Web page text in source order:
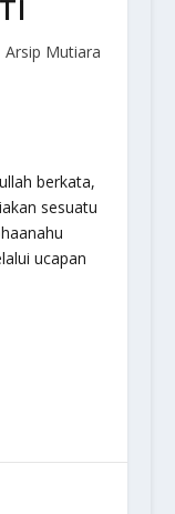
Arsip Mutiara
berkata,
sesuatu
ucapan